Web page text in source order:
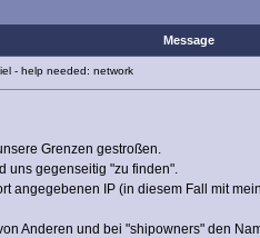
Message
- help needed: network
Grenzen gestroßen.
uns gegenseitig "zu finden".
angegebenen IP (in diesem Fall mit
Anderen und bei "shipowners" den